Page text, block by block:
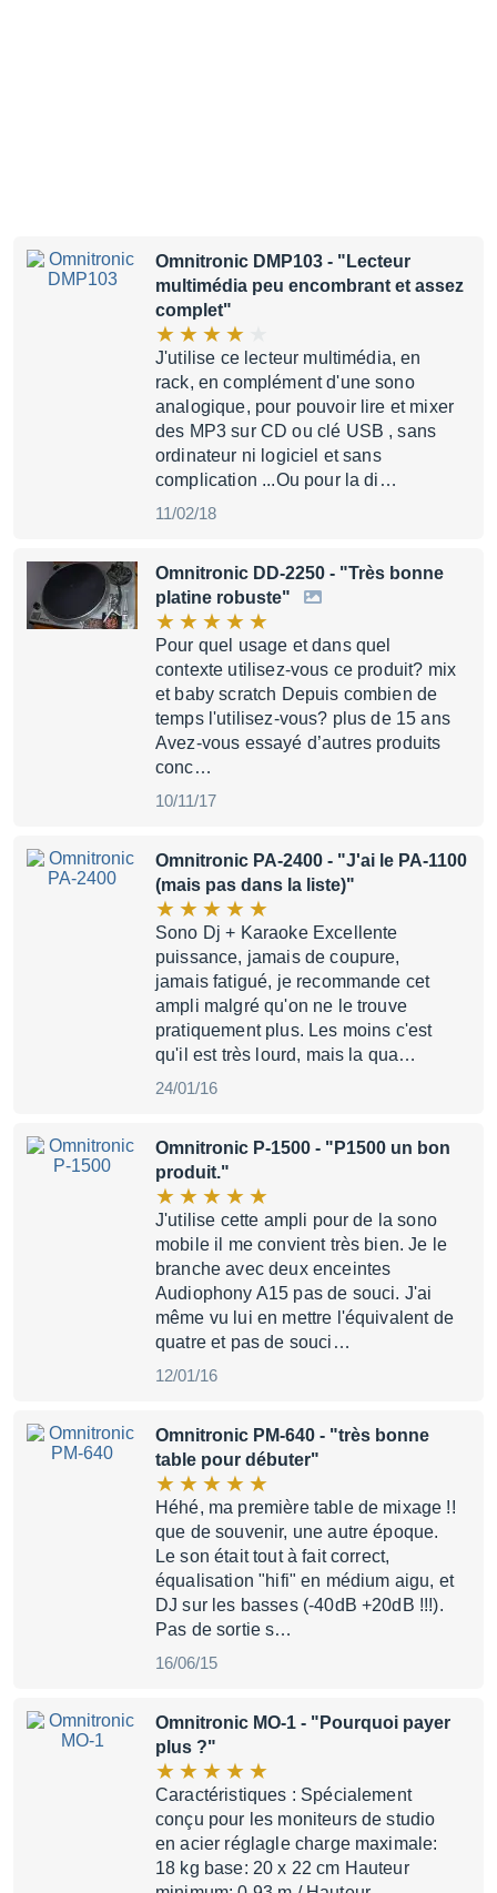
Omnitronic DMP103 - "Lecteur
multimédia peu encombrant et assez
complet"
J'utilise ce lecteur multimédia, en
rack, en complément d'une sono
analogique, pour pouvoir lire et mixer
des MP3 sur CD ou clé USB , sans
ordinateur ni logiciel et sans
complication ...Ou pour la di…
11/02/18
Omnitronic DD-2250 - "Très bonne
platine robuste"
Pour quel usage et dans quel
contexte utilisez-vous ce produit? mix
et baby scratch Depuis combien de
temps l'utilisez-vous? plus de 15 ans
Avez-vous essayé d’autres produits
conc…
10/11/17
Omnitronic PA-2400 - "J'ai le PA-1100
(mais pas dans la liste)"
Sono Dj + Karaoke Excellente
puissance, jamais de coupure,
jamais fatigué, je recommande cet
ampli malgré qu'on ne le trouve
pratiquement plus. Les moins c'est
qu'il est très lourd, mais la qua…
24/01/16
Omnitronic P-1500 - "P1500 un bon
produit."
J'utilise cette ampli pour de la sono
mobile il me convient très bien. Je le
branche avec deux enceintes
Audiophony A15 pas de souci. J'ai
même vu lui en mettre l'équivalent de
quatre et pas de souci…
12/01/16
Omnitronic PM-640 - "très bonne
table pour débuter"
Héhé, ma première table de mixage !!
que de souvenir, une autre époque.
Le son était tout à fait correct,
équalisation "hifi" en médium aigu, et
DJ sur les basses (-40dB +20dB !!!).
Pas de sortie s…
16/06/15
Omnitronic MO-1 - "Pourquoi payer
plus ?"
Caractéristiques : Spécialement
conçu pour les moniteurs de studio
en acier réglagle charge maximale:
18 kg base: 20 x 22 cm Hauteur